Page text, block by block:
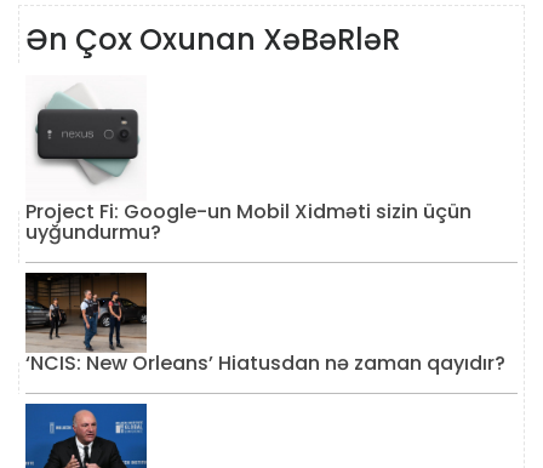
Ən Çox Oxunan XəBəRləR
Project Fi: Google-un Mobil Xidməti sizin üçün
uyğundurmu?
‘NCIS: New Orleans’ Hiatusdan nə zaman qayıdır?